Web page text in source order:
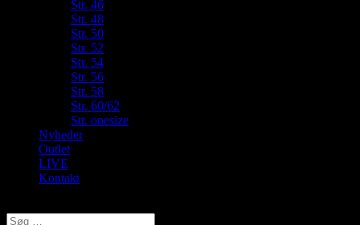
Str. 46
Str. 48
Str. 50
Str. 52
Str. 54
Str. 56
Str. 58
Str. 60/62
Str. onesize
Nyheder
Outlet
LIVE
Kontakt